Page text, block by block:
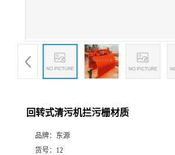
回转式清污机拦污栅材质
品牌： 东源
货号： 12